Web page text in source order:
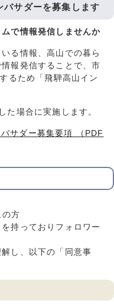
サダーを募集します
で情報発信しませんか
る情報、高山での暮ら
報発信することで、市
るため「飛騨高山イン
場合に実施します。
サダー募集要項 （PDF
の方
持っておりフォロワー
し、以下の「同意事